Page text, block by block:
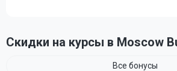
Скидки на курсы в Moscow
Все бонусы